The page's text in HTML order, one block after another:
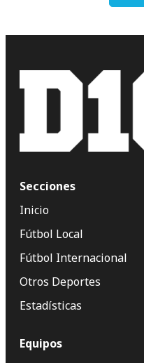
Secciones
Inicio
Fútbol Local
Fútbol Internacional
Otros Deportes
Estadísticas
Equipos